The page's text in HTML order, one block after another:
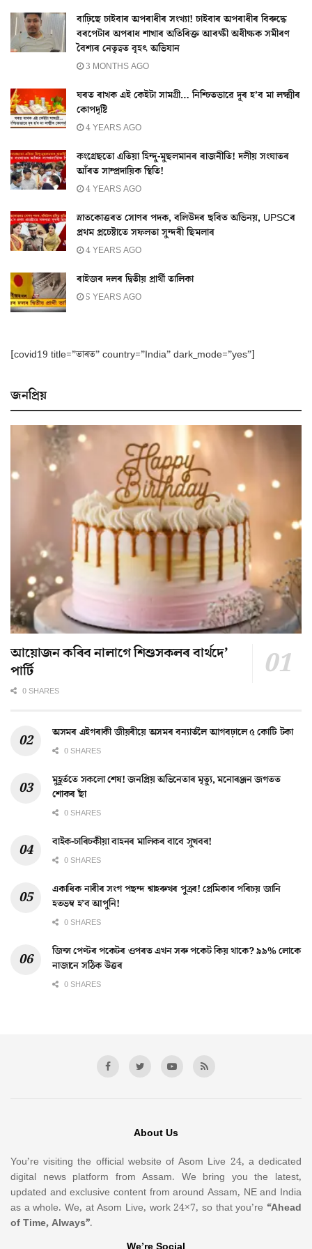
বাঢ়িছে চাইবাৰ অপৰাধীৰ সংখ্যা! চাইবাৰ অপৰাধীৰ বিৰুদ্ধে
বৰপেটাৰ অপৰাধ শাখাৰ অতিৰিক্ত আৰক্ষী অধীক্ষক সমীৰণ
বৈশ্যৰ নেতৃত্বত বৃহৎ অভিযান
3 MONTHS AGO
ঘৰত ৰাখক এই কেইটা সামগ্ৰী… নিশ্চিতভাৱে দূৰ হ’ব মা লক্ষ্মীৰ
কোপদৃষ্টি
4 YEARS AGO
কংগ্ৰেছতো এতিয়া হিন্দু-মুছলমানৰ ৰাজনীতি! দলীয় সংঘাতৰ
আঁৰত সাম্প্ৰদায়িক স্থিতি!
4 YEARS AGO
স্নাতকোত্তৰত সোণৰ পদক, বলিউদৰ ছবিত অভিনয়, UPSCৰ
প্ৰথম প্ৰচেষ্টাতে সফলতা সুন্দৰী ছিমলাৰ
4 YEARS AGO
ৰাইজৰ দলৰ দ্বিতীয় প্ৰাৰ্থী তালিকা
5 YEARS AGO
[covid19 title=”ভাৰত” country=”India” dark_mode=”yes”]
জনপ্ৰিয়
আয়োজন কৰিব নালাগে শিশুসকলৰ বাৰ্থদে’
পাৰ্টি
0 SHARES
অসমৰ এইগৰাকী জীয়ৰীয়ে অসমৰ বন্যাৰ্তলৈ আগবঢ়ালে ৫ কোটি টকা
0 SHARES
মুহূৰ্ততে সকলো শেষ! জনপ্ৰিয় অভিনেতাৰ মৃত্যু, মনোৰঞ্জন জগতত
শোকৰ ছাঁ
0 SHARES
বাইক-চাৰিচকীয়া বাহনৰ মালিকৰ বাবে সুখবৰ!
0 SHARES
একাধিক নাৰীৰ সংগ পছন্দ শ্বাহৰুখৰ পুত্ৰৰ! প্ৰেমিকাৰ পৰিচয় জানি
হতভম্ব হ’ব আপুনি!
0 SHARES
জিন্স পেণ্টৰ পকেটৰ ওপৰত এখন সৰু পকেট কিয় থাকে? ৯৯% লোকে
নাজানে সঠিক উত্তৰ
0 SHARES
About Us
You’re visiting the official website of Asom Live 24, a dedicated
digital news platform from Assam. We bring you the latest,
updated and exclusive content from around Assam, NE and India
as a whole. We, at Asom Live, work 24×7, so that you’re “Ahead
of Time, Always”.